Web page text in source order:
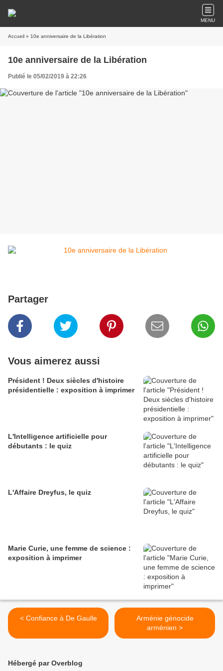
MENU
Accueil » 10e anniversaire de la Libération
10e anniversaire de la Libération
Publié le 05/02/2019 à 22:26
Partager
Vous aimerez aussi
Président ! Deux siècles d'histoire
présidentielle : exposition à imprimer
L'Intelligence artificielle pour
débutants : le quiz
L'Affaire Dreyfus, le quiz
Marie Curie, une femme de science :
exposition à imprimer
< Confiance à De Gaulle
Arménie génocide
arménien >
Hébergé par Overblog